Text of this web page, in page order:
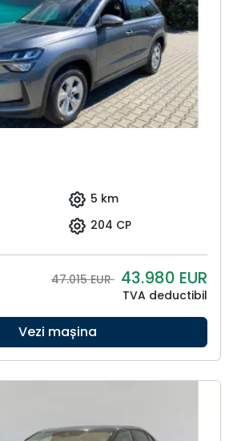
5 km
204 CP
47.015 EUR 43.980 EUR
TVA deductibil
Vezi mașina